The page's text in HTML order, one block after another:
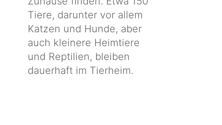
Tiere, darunter vor allem
Katzen und Hunde, aber
auch kleinere Heimtiere
und Reptilien, bleiben
dauerhaft im Tierheim.